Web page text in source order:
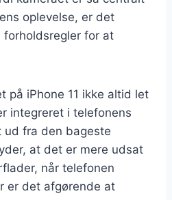
oplevelse, er det
for at
på iPhone 11 ikke altid let
integreret i telefonens
ud fra den bageste
at det er mere udsat
når telefonen
er det afgørende at